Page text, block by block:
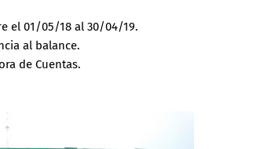
el 01/05/18 al 30/04/19.
al balance.
de Cuentas.